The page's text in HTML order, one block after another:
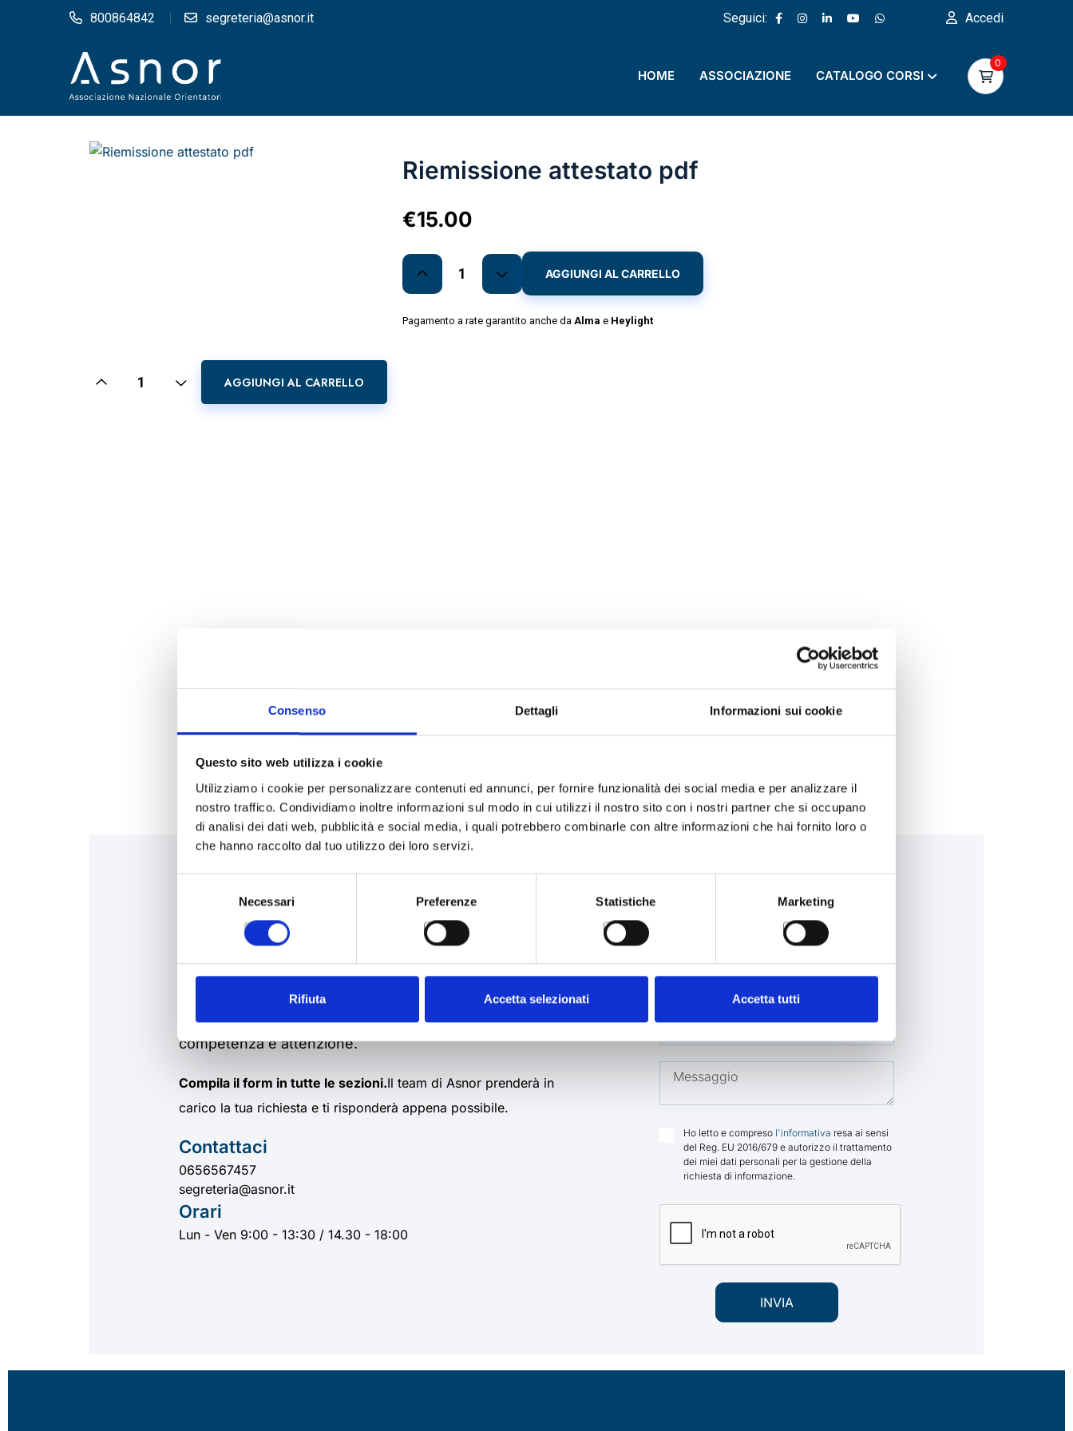
Consenso Dettagli Informazioni sui cookie
Questo sito web utilizza i cookie
Utilizziamo i cookie per personalizzare contenuti ed annunci, per fornire funzionalità dei social media e per analizzare il
nostro traffico. Condividiamo inoltre informazioni sul modo in cui utilizzi il nostro sito con i nostri partner che si occupano
di analisi dei dati web, pubblicità e social media, i quali potrebbero combinarle con altre informazioni che hai fornito loro o
che hanno raccolto dal tuo utilizzo dei loro servizi.
Necessari Preferenze Statistiche Marketing
Rifiuta Accetta selezionati Accetta tutti
800864842 segreteria@asnor.it Seguici: Accedi
HOME ASSOCIAZIONE CATALOGO CORSI
0
Riemissione attestato pdf
€15.00
AGGIUNGI AL CARRELLO
Pagamento a rate garantito anche daAlma e Heylight
AGGIUNGI AL CARRELLO
Potrebbe interessarti
______
Hai bisogno di informazioni o
assistenza?
Siamo a disposizione per accompagnarti con
competenza e attenzione.
Compila il form in tutte le sezioni.Il team di Asnor prenderà in
carico la tua richiesta e ti risponderà appena possibile.
Contattaci
0656567457
segreteria@asnor.it
Orari
Lun - Ven 9:00 - 13:30 / 14.30 - 18:00
Ho letto e compreso l'informativa resa ai sensi
del Reg. EU 2016/679 e autorizzo il trattamento
dei miei dati personali per la gestione della
richiesta di informazione.
INVIA